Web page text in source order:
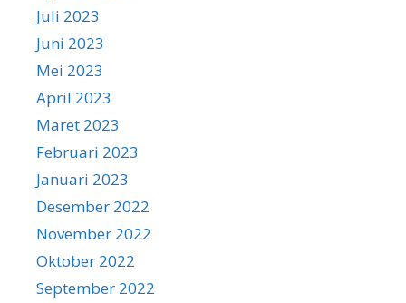
Juli 2023
Juni 2023
Mei 2023
April 2023
Maret 2023
Februari 2023
Januari 2023
Desember 2022
November 2022
Oktober 2022
September 2022